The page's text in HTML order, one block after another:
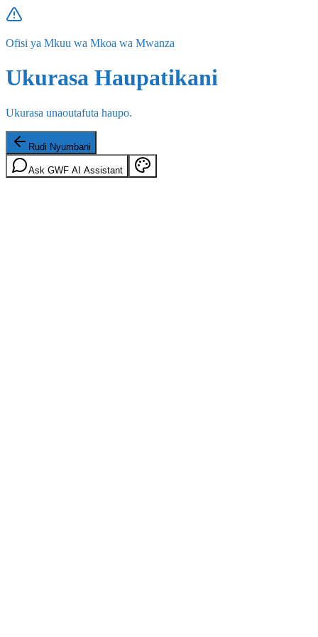
Ofisi ya Mkuu wa Mkoa wa Mwanza
Ukurasa Haupatikani
Ukurasa unaoutafuta haupo.
Rudi Nyumbani
Ask GWF AI Assistant